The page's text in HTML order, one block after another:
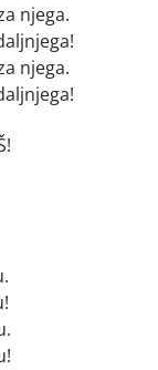
njega.
njega.